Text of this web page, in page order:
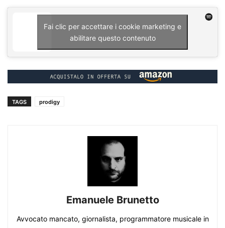
Fai clic per accettare i cookie marketing e
abilitare questo contenuto
TAGS prodigy
Emanuele Brunetto
Avvocato mancato, giornalista, programmatore musicale in